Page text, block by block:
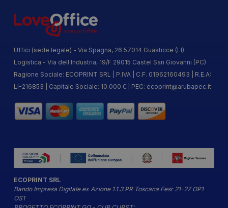
Uffici (sede legale) - Via Spagna, 26 57014 Guasticce (LI)
Logistica - Via dell Industria, 19/F 29015 Castel San Giovanni (PC)
Ragione Sociale: ECOPRINT SRL | P.IVA | C.F. 01962160493 | R.E.A:
LI-216853 | Capitale Sociale: 10.000 € | PEC: ecoprint@arubapec.it
ECOPRINT SRL
Bando Impresa Digitale ex Azione 1.1.3 PR Toscana Fesr 21-27 OP1
OS1